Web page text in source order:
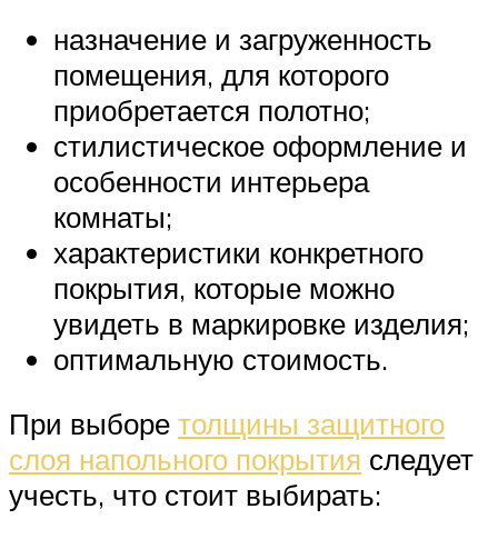
назначение и загруженность
помещения, для которого
приобретается полотно;
стилистическое оформление и
особенности интерьера
комнаты;
характеристики конкретного
покрытия, которые можно
увидеть в маркировке изделия;
оптимальную стоимость.
При выборе толщины защитного
слоя напольного покрытия следует
учесть, что стоит выбирать: